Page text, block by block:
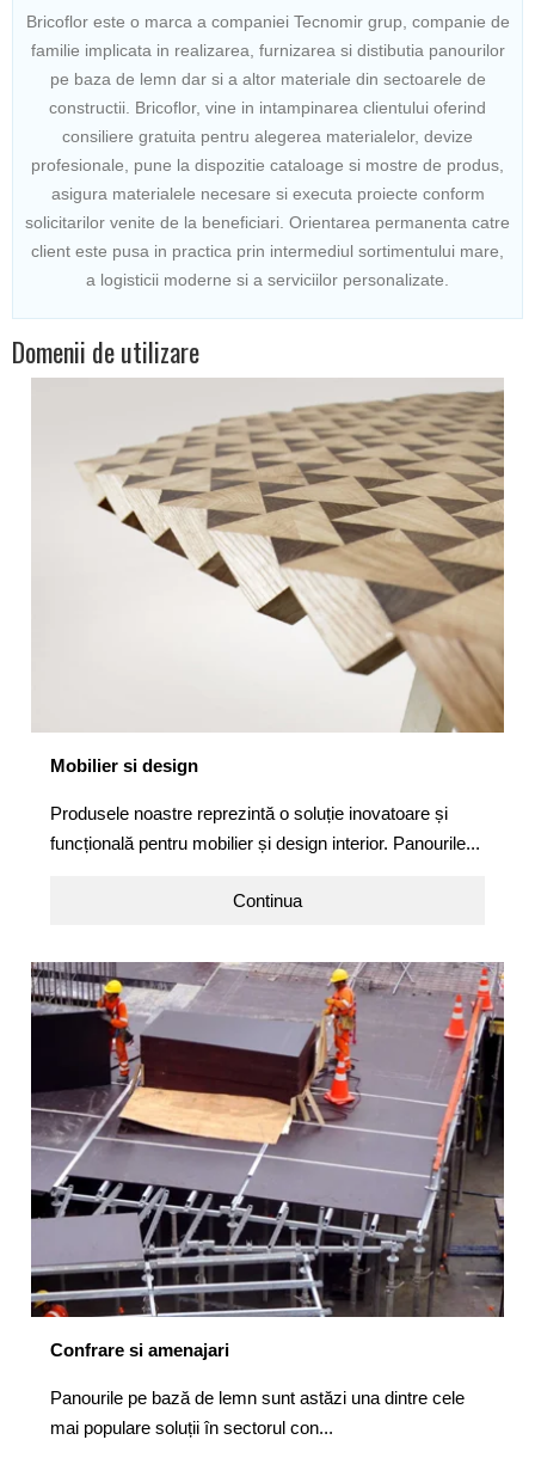
Bricoflor este o marca a companiei Tecnomir grup, companie de
familie implicata in realizarea, furnizarea si distibutia panourilor
pe baza de lemn dar si a altor materiale din sectoarele de
constructii. Bricoflor, vine in intampinarea clientului oferind
consiliere gratuita pentru alegerea materialelor, devize
profesionale, pune la dispozitie cataloage si mostre de produs,
asigura materialele necesare si executa proiecte conform
solicitarilor venite de la beneficiari. Orientarea permanenta catre
client este pusa in practica prin intermediul sortimentului mare,
a logisticii moderne si a serviciilor personalizate.
Domenii de utilizare
Mobilier si design
Produsele noastre reprezintă o soluție inovatoare și
funcțională pentru mobilier și design interior. Panourile...
Continua
Confrare si amenajari
Panourile pe bază de lemn sunt astăzi una dintre cele
mai populare soluții în sectorul con...